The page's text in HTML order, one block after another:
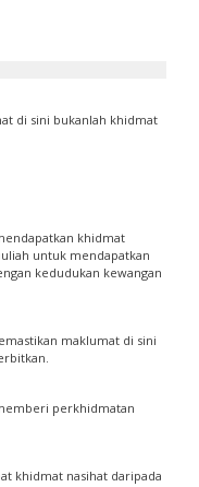
di sini bukanlah khidmat
khidmat
untuk mendapatkan
kedudukan kewangan
maklumat di sini
perkhidmatan
khidmat nasihat daripada